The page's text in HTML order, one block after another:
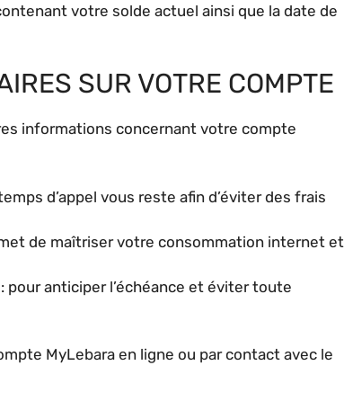
votre solde actuel ainsi que la date de
SUR VOTRE COMPTE
informations concernant votre compte
d’appel vous reste afin d’éviter des frais
de maîtriser votre consommation internet et
: pour anticiper l’échéance et éviter toute
MyLebara en ligne ou par contact avec le